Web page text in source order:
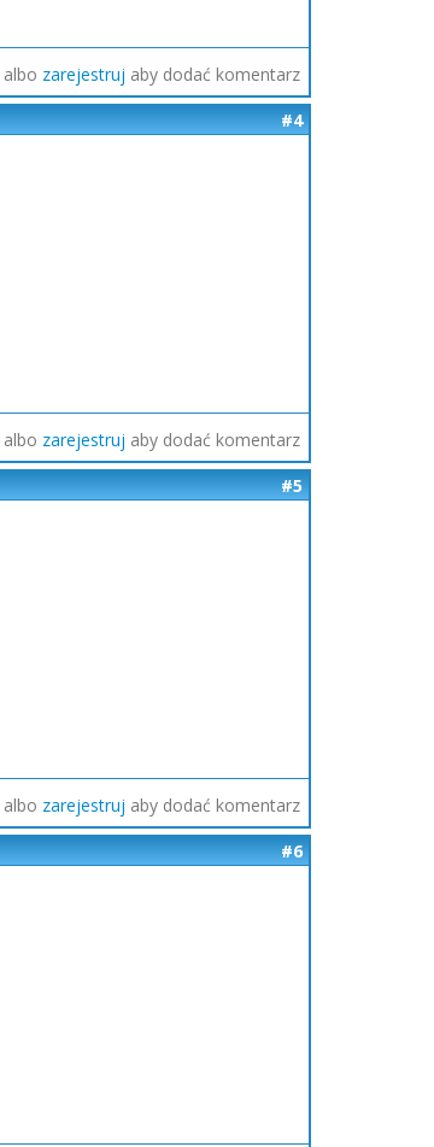
albo zarejestruj aby dodać komentarz
#4
albo zarejestruj aby dodać komentarz
#5
albo zarejestruj aby dodać komentarz
#6